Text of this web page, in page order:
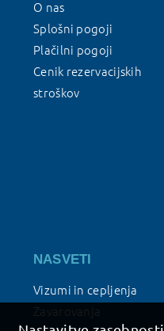
O nas
Splošni pogoji
Plačilni pogoji
Cenik rezervacijskih
stroškov
NASVETI
Vizumi in cepljenja
Zavarovanja